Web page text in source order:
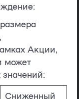
Акции,
может
Сниженный